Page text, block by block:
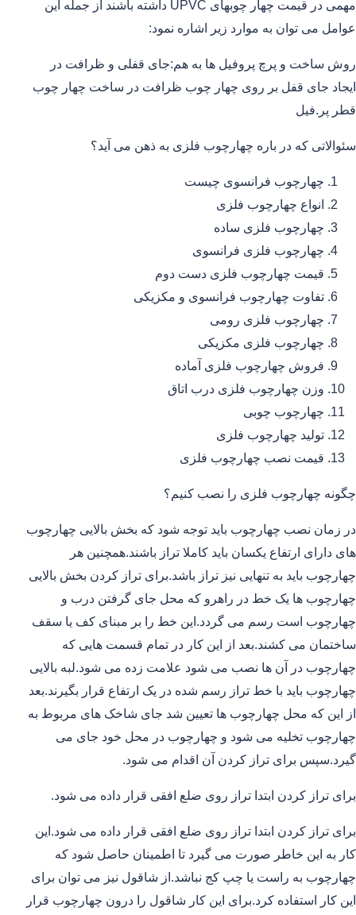
مهمی در قیمت چهار چوبهای UPVC داشته باشند از جمله این
عوامل می توان به موارد زیر اشاره نمود:
روش ساخت و پرچ پروفیل ها به هم:جای قفلی و ظرافت در
ایجاد جای قفل بر روی چهار چوب ظرافت در ساخت چهار چوب
قطر پر.فیل
سئوالاتی که در باره چهارچوب فلزی به ذهن می آید؟
چهارچوب فرانسوی چیست
انواع چهارچوب فلزی
چهارچوب فلزی ساده
چهارچوب فلزی فرانسوی
قیمت چهارچوب فلزی دست دوم
تفاوت چهارچوب فرانسوی و مکزیکی
چهارچوب فلزی رومی
چهارچوب فلزی مکزیکی
فروش چهارچوب فلزی آماده
وزن چهارچوب فلزی درب اتاق
چهارچوب چوبی
تولید چهارچوب فلزی
قیمت نصب چهارچوب فلزی
چگونه چهارچوب فلزی را نصب کنیم؟
در زمان نصب چهارچوب باید توجه شود که بخش بالایی چهارچوب
های دارای ارتفاع یکسان باید کاملا تراز باشند.همچنین هر
چهارچوب باید به تنهایی نیز تراز باشد.برای تراز کردن بخش بالایی
چهارچوب ها یک خط در راهرو که محل جای گرفتن درب و
چهارچوب است رسم می گردد.این خط را بر مبنای کف یا سقف
ساختمان می کشند.بعد از این کار در تمام قسمت هایی که
چهارچوب در آن ها نصب می شود علامت زده می شود.لبه بالایی
چهارچوب باید با خط تراز رسم شده در یک ارتفاع قرار بگیرند.بعد
از این که محل چهارچوب ها تعیین شد جای شاخک های مربوط به
چهارچوب تخلیه می شود و چهارچوب در محل خود جای می
گیرد.سپس برای تراز کردن آن اقدام می شود.
برای تراز کردن ابتدا تراز روی ضلع افقی قرار داده می شود.
برای تراز کردن ابتدا تراز روی ضلع افقی قرار داده می شود.این
کار به این خاطر صورت می گیرد تا اطمینان حاصل شود که
چهارچوب به راست یا چپ کج نباشد.از شاقول نیز می توان برای
این کار استفاده کرد.برای این کار شاقول را درون چهارچوب قرار